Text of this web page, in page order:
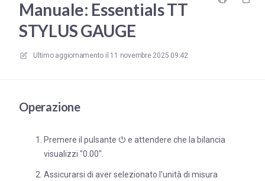
Manuale: Essentials TT
STYLUS GAUGE
Ultimo aggiornamento il 11 novembre 2025 09:42
Operazione
Premere il pulsante ⏻ e attendere che la bilancia
visualizzi "0.00".
Assicurarsi di aver selezionato l'unità di misura